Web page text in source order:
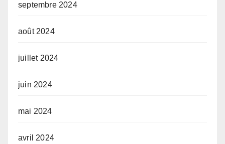
septembre 2024
août 2024
juillet 2024
juin 2024
mai 2024
avril 2024